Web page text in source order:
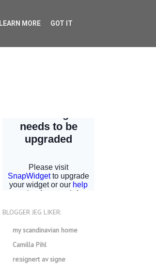
BLOGGER JEG LIKER:
my scandinavian home
Camilla Pihl
re:signert av signe
LEARN MORE GOT IT